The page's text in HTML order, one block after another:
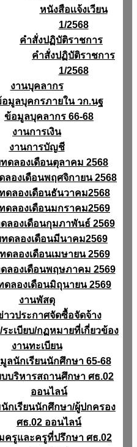
หนังสือเเจ้งเวียน
1/2568
คำสั่งปฏิบัติราชการ
คำสั่งปฏิบัติราชการ
1/2568
งานบุคลากร
มูลบุคกรภายใน วก.นฐ
ข้อมูลบุคลากร 66-68
งานการเงิน
งานการบัญชี
ดลองเดือนตุลาคม 2568
ลองเดือนพฤศจิกายน 2568
ดลองเดือนธันวาคม2568
ดลองเดือนมกราคม2569
ลองเดือนกุมภาพันธ์ 2569
ทดลองเดือนมีนาคม2569
ดลองเดือนเมษายน 2569
ลองเดือนพฤษภาคม 2569
ดลองเดือนมิถุนายน 2569
งานพัสดุ
าวประกาศจัดซื้อจัดจ้าง
ะเบียบ/กฏหมายที่เกี่ยวข้อง
งานทะเบียน
ลนักเรียนนักศึกษา 65-68
บริหารสถานศึกษา ศธ.02
ออนไลน์
กเรียนนักศึกษา/ผู้ปกครอง
ศธ.02 ออนไลน์
ครูและครูที่ปรึกษา ศธ.02